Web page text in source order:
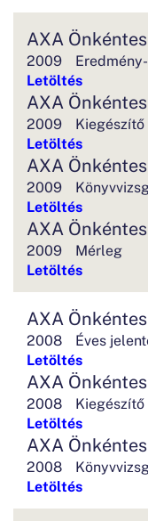
AXA
2009
Letöltés
AXA
2009
Letöltés
AXA
2009
Letöltés
AXA
2009
Mérleg
Letöltés
AXA
2008
Éves
Letöltés
AXA
2008
Letöltés
AXA
2008
Letöltés